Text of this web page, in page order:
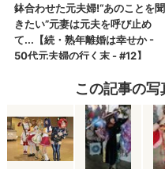
この記事の写